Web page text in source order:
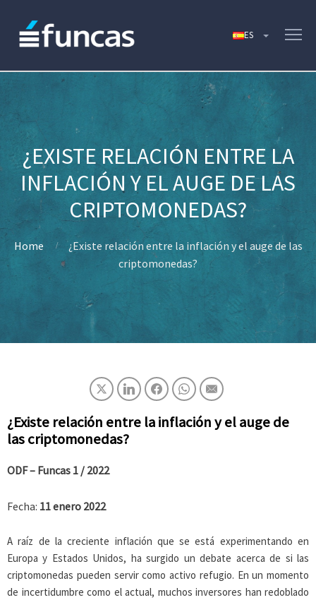
¿EXISTE RELACIÓN ENTRE LA
INFLACIÓN Y EL AUGE DE LAS
CRIPTOMONEDAS?
Home
¿Existe relación entre la inflación y el auge de las
criptomonedas?
¿Existe relación entre la inflación y el auge de
las criptomonedas?
ODF – Funcas 1 / 2022
Fecha: 11 enero 2022
A raíz de la creciente inflación que se está experimentando en
Europa y Estados Unidos, ha surgido un debate acerca de si las
criptomonedas pueden servir como activo refugio. En un momento
de incertidumbre como el actual, muchos inversores han redoblado